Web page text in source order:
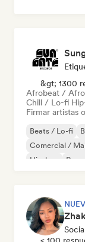
&gt; 1300
Afrobeat /
Chill / Lo-fi
Firmar artistas
Beats / Lo-fi
Comercial /
Hip-hop
Pop